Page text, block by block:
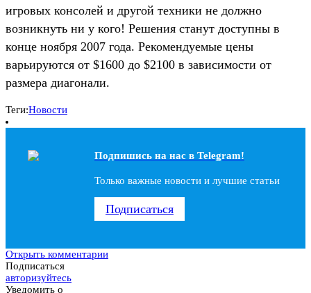
игровых консолей и другой техники не должно
возникнуть ни у кого! Решения станут доступны в
конце ноября 2007 года. Рекомендуемые цены
варьируются от $1600 до $2100 в зависимости от
размера диагонали.
Теги:Новости
Подпишись на наc в Telegram!
Только важные новости и лучшие статьи
Подписаться
Открыть комментарии
Подписаться
авторизуйтесь
Уведомить о